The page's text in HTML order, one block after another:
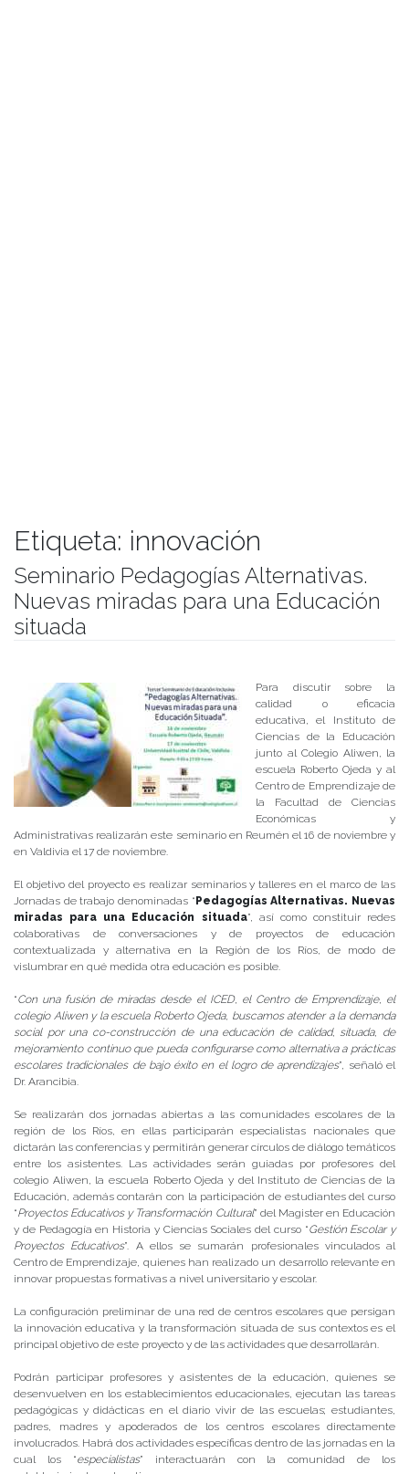
Etiqueta: innovación
Seminario Pedagogías Alternativas.
Nuevas miradas para una Educación
situada
Para discutir sobre la
calidad o eficacia
educativa, el Instituto de
Ciencias de la Educación
junto al Colegio Aliwen, la
escuela Roberto Ojeda y al
Centro de Emprendizaje de
la Facultad de Ciencias
Económicas y
Administrativas realizarán este seminario en Reumén el 16 de noviembre y
en Valdivia el 17 de noviembre.
El objetivo del proyecto es realizar seminarios y talleres en el marco de las
Jornadas de trabajo denominadas “ Pedagogías Alternativas. Nuevas
miradas para una Educación situada”, así como constituir redes
colaborativas de conversaciones y de proyectos de educación
contextualizada y alternativa en la Región de los Ríos, de modo de
vislumbrar en qué medida otra educación es posible.
“Con una fusión de miradas desde el ICED, el Centro de Emprendizaje, el
colegio Aliwen y la escuela Roberto Ojeda, buscamos atender a la demanda
social por una co-construcción de una educación de calidad, situada, de
mejoramiento continuo que pueda configurarse como alternativa a prácticas
escolares tradicionales de bajo éxito en el logro de aprendizajes”, señaló el
Dr. Arancibia.
Se realizarán dos jornadas abiertas a las comunidades escolares de la
región de los Ríos, en ellas participarán especialistas nacionales que
dictarán las conferencias y permitirán generar círculos de diálogo temáticos
entre los asistentes. Las actividades serán guiadas por profesores del
colegio Aliwen, la escuela Roberto Ojeda y del Instituto de Ciencias de la
Educación, además contarán con la participación de estudiantes del curso
“Proyectos Educativos y Transformación Cultural” del Magister en Educación
y de Pedagogía en Historia y Ciencias Sociales del curso “Gestión Escolar y
Proyectos Educativos”. A ellos se sumarán profesionales vinculados al
Centro de Emprendizaje, quienes han realizado un desarrollo relevante en
innovar propuestas formativas a nivel universitario y escolar.
La configuración preliminar de una red de centros escolares que persigan
la innovación educativa y la transformación situada de sus contextos es el
principal objetivo de este proyecto y de las actividades que desarrollarán.
Podrán participar profesores y asistentes de la educación, quienes se
desenvuelven en los establecimientos educacionales, ejecutan las tareas
pedagógicas y didácticas en el diario vivir de las escuelas; estudiantes,
padres, madres y apoderados de los centros escolares directamente
involucrados. Habrá dos actividades específicas dentro de las jornadas en la
cual los “especialistas” interactuarán con la comunidad de los